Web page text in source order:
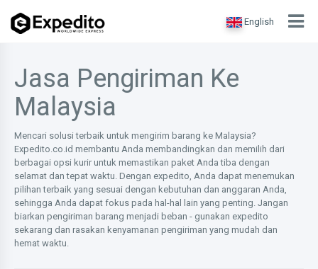
English
Jasa Pengiriman Ke
Malaysia
Mencari solusi terbaik untuk mengirim barang ke Malaysia?
Expedito.co.id membantu Anda membandingkan dan memilih dari
berbagai opsi kurir untuk memastikan paket Anda tiba dengan
selamat dan tepat waktu. Dengan expedito, Anda dapat menemukan
pilihan terbaik yang sesuai dengan kebutuhan dan anggaran Anda,
sehingga Anda dapat fokus pada hal-hal lain yang penting. Jangan
biarkan pengiriman barang menjadi beban - gunakan expedito
sekarang dan rasakan kenyamanan pengiriman yang mudah dan
hemat waktu.